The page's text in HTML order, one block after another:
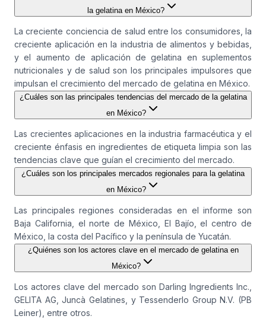
la gelatina en México?
La creciente conciencia de salud entre los consumidores, la
creciente aplicación en la industria de alimentos y bebidas,
y el aumento de aplicación de gelatina en suplementos
nutricionales y de salud son los principales impulsores que
impulsan el crecimiento del mercado de gelatina en México.
¿Cuáles son las principales tendencias del mercado de la gelatina
en México?
Las crecientes aplicaciones en la industria farmacéutica y el
creciente énfasis en ingredientes de etiqueta limpia son las
tendencias clave que guían el crecimiento del mercado.
¿Cuáles son los principales mercados regionales para la gelatina
en México?
Las principales regiones consideradas en el informe son
Baja California, el norte de México, El Bajío, el centro de
México, la costa del Pacífico y la península de Yucatán.
¿Quiénes son los actores clave en el mercado de gelatina en
México?
Los actores clave del mercado son Darling Ingredients Inc.,
GELITA AG, Juncà Gelatines, y Tessenderlo Group N.V. (PB
Leiner), entre otros.